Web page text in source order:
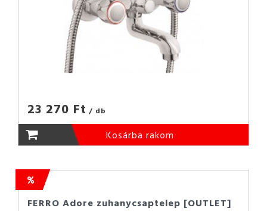
23 270 Ft / db
Kosárba rakom
FERRO Adore zuhanycsaptelep [OUTLET]